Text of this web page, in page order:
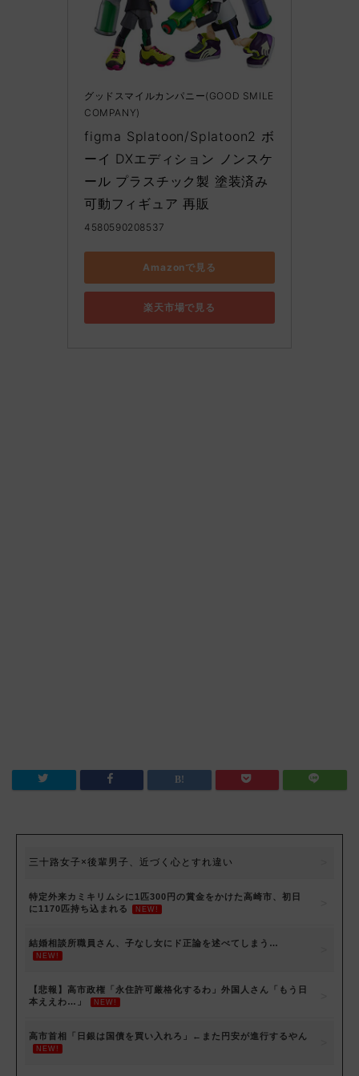
グッドスマイルカンパニー(GOOD SMILE
COMPANY)
figma Splatoon/Splatoon2 ボ
ーイ DXエディション ノンスケ
ール プラスチック製 塗装済み
可動フィギュア 再販
4580590208537
Amazonで見る
楽天市場で見る
三十路女子×後輩男子、近づく心とすれ違い
特定外来カミキリムシに1匹300円の賞金をかけた高崎市、初日
に1170匹持ち込まれる
NEW!
結婚相談所職員さん、子なし女にド正論を述べてしまう…
NEW!
【悲報】高市政権「永住許可厳格化するわ」外国人さん「もう日
本ええわ…」
NEW!
高市首相「日銀は国債を買い入れろ」←また円安が進行するやん
NEW!